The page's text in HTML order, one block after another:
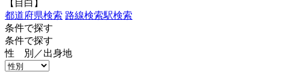
【目白】
都道府県検索 路線検索駅検索
条件で探す
条件で探す
性 別／出身地